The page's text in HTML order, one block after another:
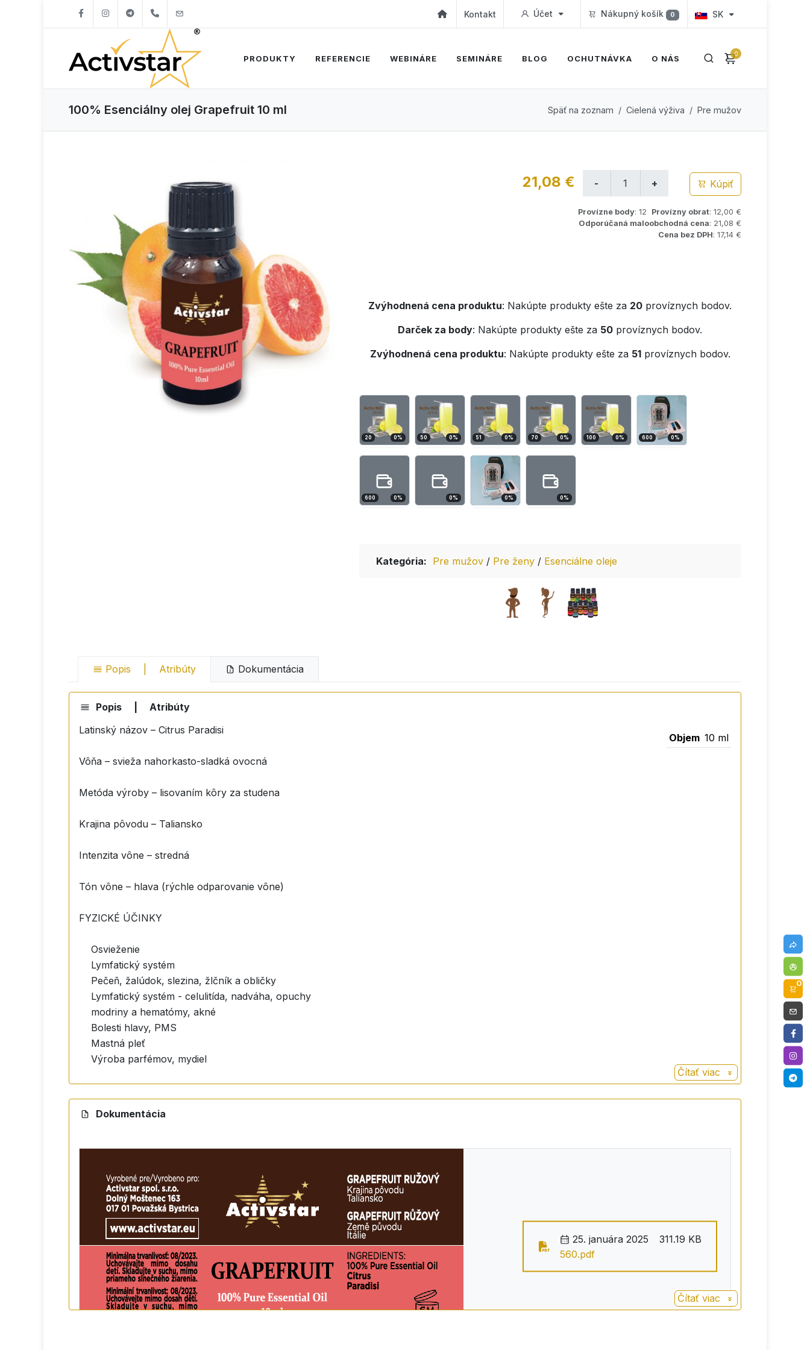
+421904262747 Kontakt Účet Nákupný košík 0 SK
0
PRODUKTY REFERENCIE WEBINÁRE SEMINÁRE BLOG OCHUTNÁVKA O NÁS
100% Esenciálny olej Grapefruit 10 ml Späť na zoznam Cielená výživa Pre mužov
21,08 € Kúpiť
Provízne body: 12 Provízny obrat: 12,00 €
Odporúčaná maloobchodná cena: 21,08 €
Cena bez DPH: 17,14 €
Zvýhodnená cena produktu: Nakúpte produkty ešte za 20 províznych bodov.
Darček za body: Nakúpte produkty ešte za 50 províznych bodov.
Zvýhodnená cena produktu: Nakúpte produkty ešte za 51províznych bodov.
20 0% 50 0% 51 0% 70 0% 100 0% 600 0%
600 0% 0% 0% 0%
Kategória: Pre mužov / Pre ženy / Esenciálne oleje
Popis Atribúty Dokumentácia
Popis Atribúty
Objem 10 ml
Latinský názov – Citrus Paradisi
Vôňa – svieža nahorkasto-sladká ovocná
Metóda výroby – lisovaním kôry za studena
Krajina pôvodu – Taliansko
Intenzita vône – stredná
Tón vône – hlava (rýchle odparovanie vône)
FYZICKÉ ÚČINKY
Osvieženie
Lymfatický systém
Pečeň, žalúdok, slezina, žlčník a obličky
Lymfatický systém - celulitída, nadváha, opuchy
modriny a hematómy, akné
Bolesti hlavy, PMS
Mastná pleť
Výroba parfémov, mydiel
stres, únava
pri silnom preťažení celého organizmu
motivácia – napr. pri chudnutí – do difuzéra
TIPY NA POUŽITIE A VHODNÉ KOMBINÁCIE:
Citrusy, rozmarín, levanduľa, geranium, rozmarín, levanduľa, korenisté oleje
Masážny olej (celulitída, lymfatický systém) – s cyprusom, pomarančom a klinčekom
Čítať viac
Dokumentácia
25. januára 2025
311.19 KB
560.pdf
Čítať viac
0